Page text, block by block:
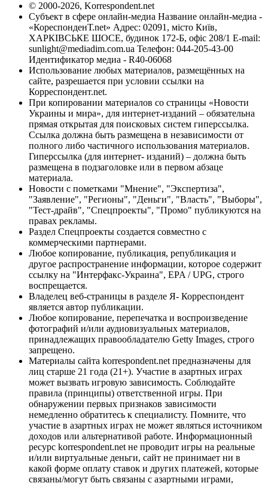
© 2000-2026, Korrespondent.net
Субъект в сфере онлайн-медиа Название онлайн-медиа -
«КореспонденТ.net» Адрес: 02091, місто Київ,
ХАРКІВСЬКЕ ШОСЕ, будинок 172-Б, офіс 208/1 E-mail:
sunlight@mediadim.com.ua Телефон: 044-205-43-00
Идентификатор медиа - R40-06068
Использование любых материалов, размещённых на
сайте, разрешается при условии ссылки на
Корреспондент.net.
При копировании материалов со страницы «Новости
Украины и мира», для интернет-изданий – обязательна
прямая открытая для поисковых систем гиперссылка.
Ссылка должна быть размещена в независимости от
полного либо частичного использования материалов.
Гиперссылка (для интернет- изданий) – должна быть
размещена в подзаголовке или в первом абзаце
материала.
Новости с пометками "Мнение", "Экспертиза",
"Заявление", "Регионы", "Деньги", "Власть", "Выборы",
"Тест-драйв", "Спецпроекты", "Промо" публикуются на
правах рекламы.
Раздел Спецпроекты создается совместно с
коммерческими партнерами.
Любое копирование, публикация, републикация и
другое распространение информации, которое содержит
ссылку на "Интерфакс-Украина", EPA / UPG, строго
воспрещается.
Владелец веб-страницы в разделе Я- Корреспондент
является автор публикации.
Любое копирование, перепечатка и воспроизведение
фотографий и/или аудиовизуальных материалов,
принадлежащих правообладателю Getty Images, строго
запрещено.
Материалы сайта korrespondent.net предназначены для
лиц старше 21 года (21+). Участие в азартных играх
может вызвать игровую зависимость. Соблюдайте
правила (принципы) ответственной игры. При
обнаружении первых признаков зависимости
немедленно обратитесь к специалисту. Помните, что
участие в азартных играх не может являться источником
доходов или альтернативой работе. Информационный
ресурс korrespondent.net не проводит игры на реальные
и/или виртуальные деньги, сайт не принимает ни в
какой форме оплату ставок и других платежей, которые
связаны/могут быть связаны с азартными играми,